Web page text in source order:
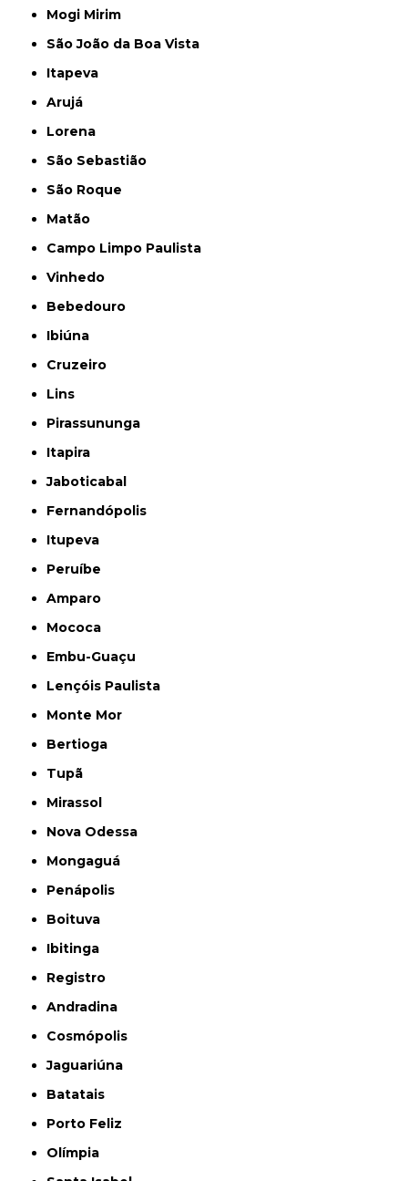
Mogi Mirim
São João da Boa Vista
Itapeva
Arujá
Lorena
São Sebastião
São Roque
Matão
Campo Limpo Paulista
Vinhedo
Bebedouro
Ibiúna
Cruzeiro
Lins
Pirassununga
Itapira
Jaboticabal
Fernandópolis
Itupeva
Peruíbe
Amparo
Mococa
Embu-Guaçu
Lençóis Paulista
Monte Mor
Bertioga
Tupã
Mirassol
Nova Odessa
Mongaguá
Penápolis
Boituva
Ibitinga
Registro
Andradina
Cosmópolis
Jaguariúna
Batatais
Porto Feliz
Olímpia